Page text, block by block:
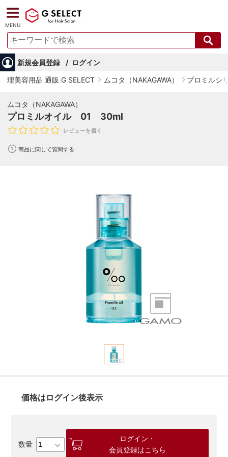
MENU
新規会員登録
ログイン
理美容用品 通販 G SELECT
ムコタ（NAKAGAWA） プロミルシ
ムコタ（NAKAGAWA）
プロミルオイル 01 30ml
レビューを書く
商品に関して質問する
価格はログイン後表示
ログイン・
会員登録はこちら